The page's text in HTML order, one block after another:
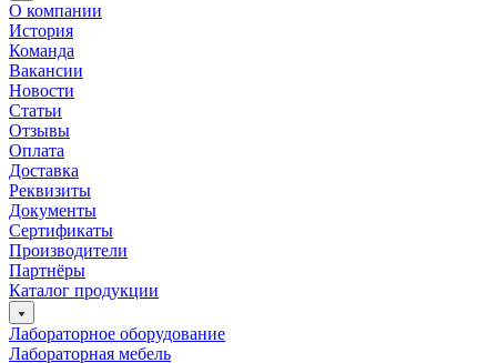
О компании
История
Команда
Вакансии
Новости
Статьи
Отзывы
Оплата
Доставка
Реквизиты
Документы
Сертификаты
Производители
Партнёры
Каталог продукции
Лабораторное оборудование
Лабораторная мебель